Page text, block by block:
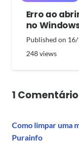
Erro ao
no
Published on
248views
1 Comentário
Como limpar uma
Purainfo